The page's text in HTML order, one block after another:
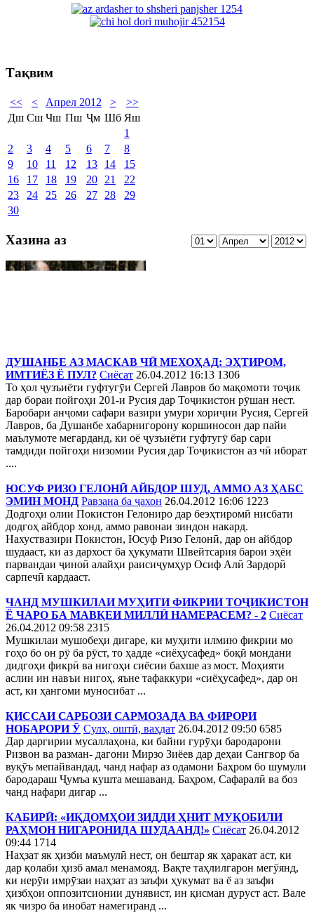
Тақвим
<< < Апрел 2012 >
>>
Дш Сш Чш Пш Ҷм Шб Яш
1
2
3 4 5 6 7
8
9
10 11 12 13 14
15
16
17 18 19 20 21
22
23
24 25 26 27 28
29
30
Хазина аз
ДУШАНБЕ АЗ МАСКАВ ЧӢ МЕХОҲАД: ЭҲТИРОМ,
ИМТИЁЗ Ё ПУЛ? Сиёсат 26.04.2012 16:13 1306
То ҳол ҷузъиёти гуфтугӯи Сергей Лавров бо мақомоти тоҷик
дар бораи пойгоҳи 201-и Русия дар Тоҷикистон рӯшан нест.
Баробари анҷоми сафари вазири умури хориҷии Русия, Сергей
Лавров, ба Душанбе хабарнигорону коршиносон дар пайи
маълумоте мегарданд, ки оё ҷузъиёти гуфтугӯ бар сари
тамдиди пойгоҳи низомии Русия дар Тоҷикистон аз чӣ иборат
....
ЮСУФ РИЗО ГЕЛОНӢ АЙБДОР ШУД, АММО АЗ ҲАБС
ЭМИН МОНД Равзана ба ҷахон 26.04.2012 16:06 1223
Додгоҳи олии Покистон Гелониро дар беэҳтиромӣ нисбати
додгоҳ айбдор хонд, аммо равонаи зиндон накард.
Нахуствазири Покистон, Юсуф Ризо Гелонӣ, дар он айбдор
шудааст, ки аз дархост ба ҳукумати Швейтсария барои эҳёи
парвандаи ҷиноӣ алайҳи раисиҷумҳур Осиф Алӣ Зардорӣ
сарпечӣ кардааст.
ЧАНД МУШКИЛАИ МУҲИТИ ФИКРИИ ТОҶИКИСТОН
Ё ЧАРО БА МАВҚЕИ МИЛЛӢ НАМЕРАСЕМ? - 2 Сиёсат
26.04.2012 09:58 2315
Мушкилаи мушобеҳи дигаре, ки муҳити илмию фикрии мо
гоҳо бо он рӯ ба рӯст, то ҳадде «сиёҳусафед» боқӣ мондани
дидгоҳи фикрӣ ва нигоҳи сиёсии бахше аз мост. Моҳияти
аслии ин навъи нигоҳ, яъне тафаккури «сиёҳусафед», дар он
аст, ки ҳангоми муносибат ...
ҚИССАИ САРБОЗИ САРМОЗАДА ВА ФИРОРИ
НОБАРОРИ Ӯ Сулҳ, оштӣ, ваҳдат 26.04.2012 09:50 6585
Дар даргирии мусаллаҳона, ки байни гурӯҳи бародарони
Ризвон ва разман- дагони Мирзо Зиёев дар деҳаи Сангвор ба
вуқӯъ мепайвандад, чанд нафар аз одамони Баҳром бо шумули
бародараш Ҷумъа кушта мешаванд. Баҳром, Сафаралӣ ва боз
чанд нафари дигар ...
КАБИРӢ: «ИҚДОМҲОИ ЗИДДИ ҲНИТ МУҚОБИЛИ
РАҲМОН НИГАРОНИДА ШУДААНД!» Сиёсат 26.04.2012
09:44 1714
Наҳзат як ҳизби маъмулӣ нест, он бештар як ҳаракат аст, ки
дар қолаби ҳизб амал менамояд. Вақте таҳлилгарон мегӯянд,
ки нерӯи имрӯзаи наҳзат аз заъфи ҳукумат ва ё аз заъфи
ҳизбҳои оппозитсионии дунявист, ин қисман дуруст аст. Вале
як чизро ба инобат намегиранд ...